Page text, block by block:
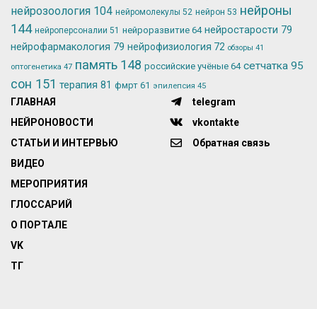
нейрозоология 104 нейромолекулы 52 нейрон 53 нейроны
144 нейроперсоналии 51 нейроразвитие 64 нейростарости 79
нейрофармакология 79 нейрофизиология 72 обзоры 41
оптогенетика 47 память 148 российские учёные 64 сетчатка 95
сон 151 терапия 81 фмрт 61 эпилепсия 45
ГЛАВНАЯ
НЕЙРОНОВОСТИ
СТАТЬИ И ИНТЕРВЬЮ
ВИДЕО
МЕРОПРИЯТИЯ
ГЛОССАРИЙ
О ПОРТАЛЕ
VK
ТГ
telegram
vkontakte
Обратная связь